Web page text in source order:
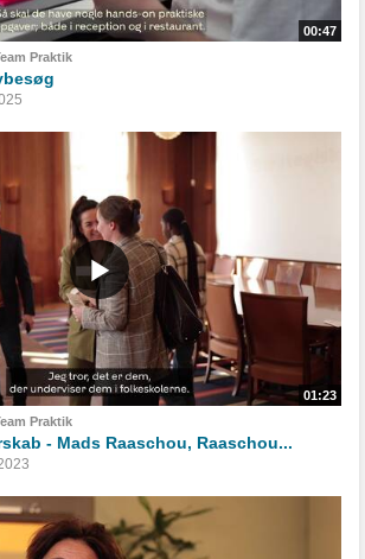
00:47
Praktik
01:23
Praktik
- Mads Raaschou, Raaschou...